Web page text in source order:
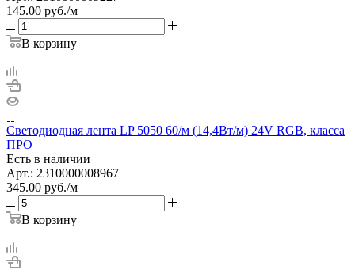
145.00 руб./м
В корзину
Светодиодная лента LP 5050 60/м (14,4Вт/м) 24V RGB, класса
ПРО
Есть в наличии
Арт.: 2310000008967
345.00 руб./м
В корзину